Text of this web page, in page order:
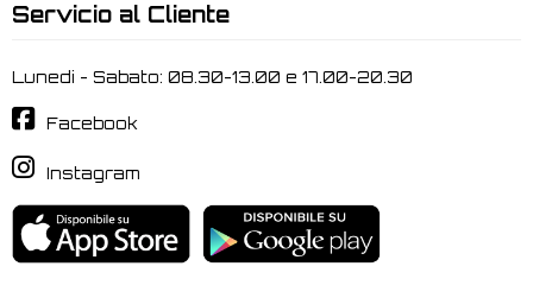
Servicio al Cliente
Lunedi - Sabato: 08.30-13.00 e 17.00-20.30
Facebook
Instagram